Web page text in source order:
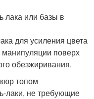
лака или базы в
для усиления цвета
поверх
обезжиривания.
топом
лаки, не требующие